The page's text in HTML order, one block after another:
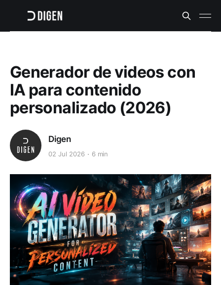
Generador de videos con
IA para contenido
personalizado (2026)
Digen
02 Jul 2026 6 min